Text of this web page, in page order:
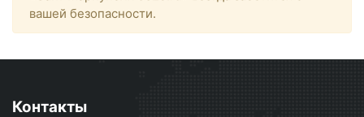
вашей безопасности.
Контакты